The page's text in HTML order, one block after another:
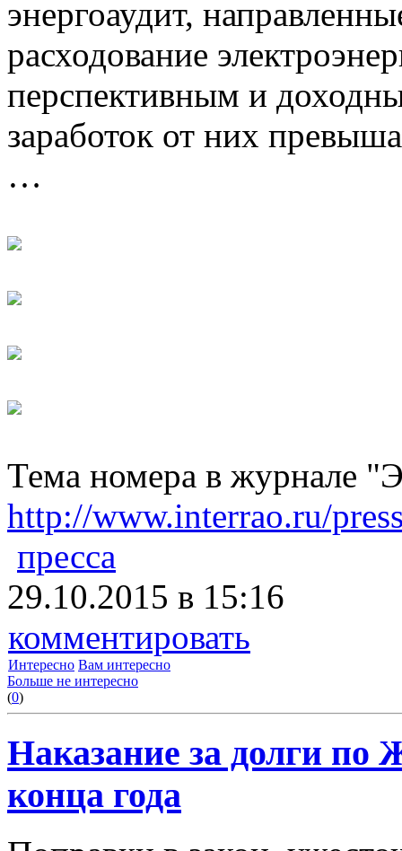
энергоаудит,
расходование
перспективным и
заработок от них
…
Тема номера в журнале
http://www.interrao.ru/
пресса
29.10.2015 в 15:16
комментировать
Интересно Вам интересно
Больше не интересно
(0)
Наказание за долги по
конца года